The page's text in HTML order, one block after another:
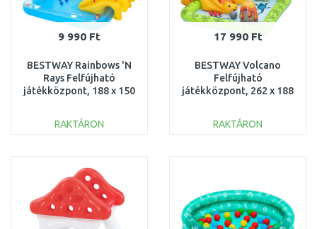
9 990 Ft
BESTWAY Rainbows 'N
Rays Felfújható
játékközpont, 188 x 150
RAKTÁRON
Összehasonlítás
17 990 Ft
BESTWAY Volcano
Felfújható
játékközpont, 262 x 188
RAKTÁRON